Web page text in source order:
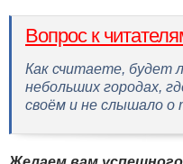
Вопрос к
Как считаете, будет
небольших городах,
своём и не слышало о